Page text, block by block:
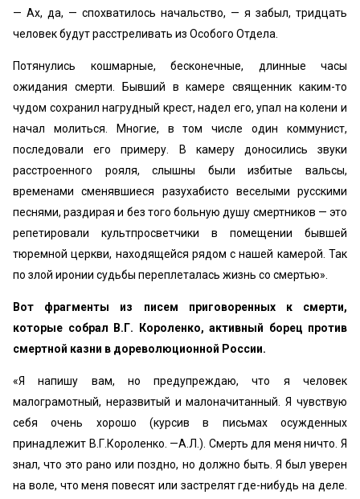
— Ах, да, — спохватилось начальство, — я забыл, тридцать
человек будут расстреливать из Особого Отдела.
Потянулись кошмарные, бесконечные, длинные часы
ожидания смерти. Бывший в камере священник каким-то
чудом сохранил нагрудный крест, надел его, упал на колени и
начал молиться. Многие, в том числе один коммунист,
последовали его примеру. В камеру доносились звуки
расстроенного рояля, слышны были избитые вальсы,
временами сменявшиеся разухабисто веселыми русскими
песнями, раздирая и без того больную душу смертников — это
репетировали культпросветчики в помещении бывшей
тюремной церкви, находящейся рядом с нашей камерой. Так
по злой иронии судьбы переплеталась жизнь со смертью».
Вот фрагменты из писем приговоренных к смерти,
которые собрал В.Г. Короленко, активный борец против
смертной казни в дореволюционной России.
«Я напишу вам, но предупреждаю, что я человек
малограмотный, неразвитый и малоначитанный. Я чувствую
себя очень хорошо (курсив в письмах осужденных
принадлежит В.Г.Короленко. —А.Л.). Смерть для меня ничто. Я
знал, что это рано или поздно, но должно быть. Я был уверен
на воле, что меня повесят или застрелят где-нибудь на деле.